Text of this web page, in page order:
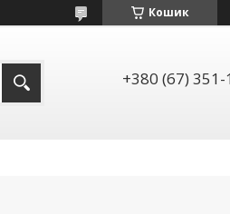
Кошик
+380 (67)